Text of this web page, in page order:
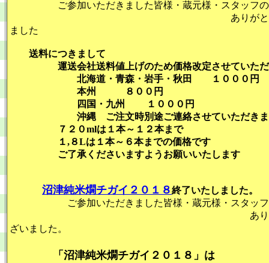
ご参加いただきました皆様・蔵元様・スタッフ
ありがとうご
ました
送料につきまして
運送会社送料値上げのため価格改定させていただ
北海道・青森・岩手・秋田 １０００円
本州 ８００円
四国・九州 １０００円
沖縄 ご注文時別途ご連絡させていただきま
７２０mlは１本～１２本まで
１,８Lは１本～６本までの価格です
ご了承くださいますようお願いいたします
沼津純米燗チガイ２０１８終了いたしました。
ご参加いただきました皆様・蔵元様・スタッ
ありがとう
ざいました。
「沼津純米燗チガイ２０１８」は